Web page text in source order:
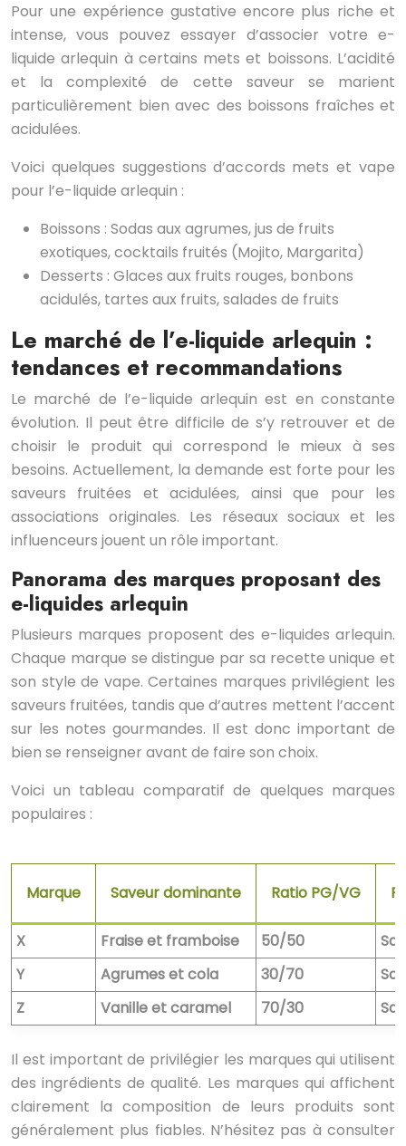
Pour une expérience gustative encore plus riche et
intense, vous pouvez essayer d’associer votre e-
liquide arlequin à certains mets et boissons. L’acidité
et la complexité de cette saveur se marient
particulièrement bien avec des boissons fraîches et
acidulées.
Voici quelques suggestions d’accords mets et vape
pour l’e-liquide arlequin :
Boissons : Sodas aux agrumes, jus de fruits
exotiques, cocktails fruités (Mojito, Margarita)
Desserts : Glaces aux fruits rouges, bonbons
acidulés, tartes aux fruits, salades de fruits
Le marché de l’e-liquide arlequin :
tendances et recommandations
Le marché de l’e-liquide arlequin est en constante
évolution. Il peut être difficile de s’y retrouver et de
choisir le produit qui correspond le mieux à ses
besoins. Actuellement, la demande est forte pour les
saveurs fruitées et acidulées, ainsi que pour les
associations originales. Les réseaux sociaux et les
influenceurs jouent un rôle important.
Panorama des marques proposant des
e-liquides arlequin
Plusieurs marques proposent des e-liquides arlequin.
Chaque marque se distingue par sa recette unique et
son style de vape. Certaines marques privilégient les
saveurs fruitées, tandis que d’autres mettent l’accent
sur les notes gourmandes. Il est donc important de
bien se renseigner avant de faire son choix.
Voici un tableau comparatif de quelques marques
populaires :
Marque Saveur dominante Ratio PG/VG
X Fraise et framboise 50/50
Y
Agrumes et cola 30/70
Z
Vanille et caramel 70/30
Il est important de privilégier les marques qui utilisent
des ingrédients de qualité. Les marques qui affichent
clairement la composition de leurs produits sont
généralement plus fiables. N’hésitez pas à consulter